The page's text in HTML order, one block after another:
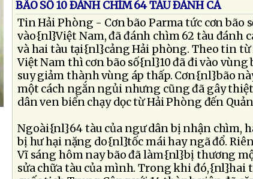
BÃO SỐ 10 ÐÁNH CHÌM 64 TÀU ÐÁNH CÁ
Tin Hải Phòng - Cơn bão Parma tức cơn bão
vào{nl}Việt Nam, đã đánh chìm 62 tàu đánh
và hai tàu tại{nl}cảng Hải phòng. Theo tin từ
Việt Nam thì cơn bão số{nl}10 đã đi vào vùng
suy giảm thành vùng áp thấp. Cơn{nl}bão
một cách ngắn ngủi nhưng cũng đã gây
dân ven biển chạy dọc từ Hải Phòng đến
Ngoài{nl}64 tàu của ngư dân bị nhận chìm,
bị hư hại nặng do{nl}tốc mái hay ngã đổ.
Vĩ sáng hôm nay bão đã làm{nl}bị thương
sửa chữa tàu của mình. Trong khi đó,{nl}hai